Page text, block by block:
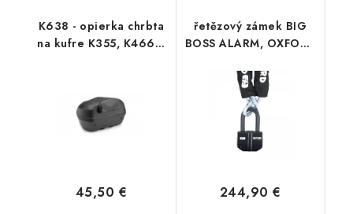
K638 - opierka chrbta
na kufre K355, K466 a
45,50 €
řetězový zámek BIG
BOSS ALARM, OXFORD
délka 1,5 m)
244,90 €